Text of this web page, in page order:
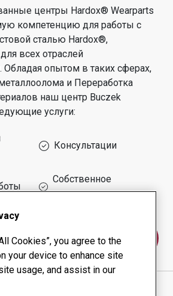
центры Hardox® Wearparts
компетенцию для работы с
сталью Hardox®,
всех отраслей
Обладая опытом в таких сферах,
и Переработка
наш центр Buczek
услуги:
Консультации
Собственное
производство
с нами
RAJMUND KRAKOWSKI
Cookies”, you agree to the
your device to enhance site
usage, and assist in our